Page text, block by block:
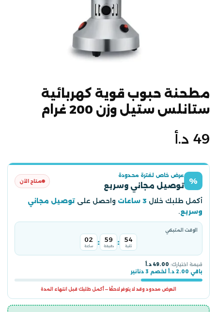
مطحنة حبوب قوية كهربائية
ستانلس ستيل وزن 200 غرام
السعر
الأصلي
49 د.أ
%
عرض خاص لفترة محدودة
توصيل مجاني وسريع متاح الآن
أكمل طلبك خلال 3 ساعات واحصل على توصيل مجاني
وسريع.
الوقت المتبقي
02
ساعة : 59
دقيقة : 54
ثانية
قيمة اختيارك: 49.00 د.أ
باقي 2.00 د.أ لخصم 3 دنانير
العرض محدود وقد لا يتوفر لاحقًا — أكمل طلبك قبل انتهاء المدة